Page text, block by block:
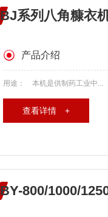
BJ系列八角糠衣
产品介绍
用途： 本机是供制药工业中...
查看详情 +
BY-800/1000/